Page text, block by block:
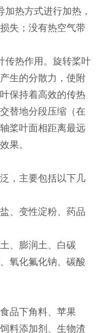
热方式进行加热，
失；没有热空气带
传热作用。旋转桨叶
生的分散力，使附
保持着高效的传热
替地分段压缩（在
桨叶面相距离最远
果。
，主要包括以下几
、变性淀粉、药品
、膨润土、白碳
氧化氟化钠、碳酸
品下角料、苹果
料添加剂、生物渣